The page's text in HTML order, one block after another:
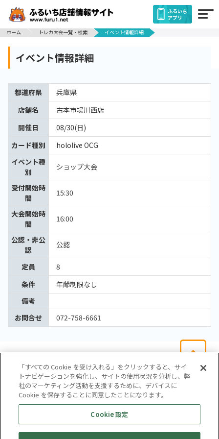
ふるいち
アプリ
ホーム
トレカ大会一覧・検索 イベント情報詳細
イベント情報詳細
都道府県
兵庫県
店舗名
古本市場川西店
開催日
08/30(日)
カード種別
hololive OCG
イベント種
別
ショップ大会
受付開始時
間
15:30
大会開始時
間
16:00
公認・非公
認
公認
定員
8
条件
年齢制限なし
備考
お問合せ
072-758-6661
会社概要
サイトマップ
お問い合わせ
個人情報保護方針
株式会社テイツー
「すべての Cookie を受け入れる」をクリックすると、サイ
トナビゲーションを強化し、サイトの使用状況を分析し、弊
社のマーケティング活動を支援するために、デバイスに
Cookie を保存することに同意したことになります。
Cookie 設定